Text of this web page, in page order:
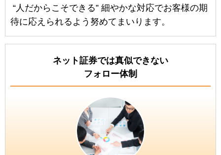
“人だからこそできる” 細やかな対応でお客様の期
待に応えられるよう努めてまいります。
ネット証券では真似できない
フォロー体制